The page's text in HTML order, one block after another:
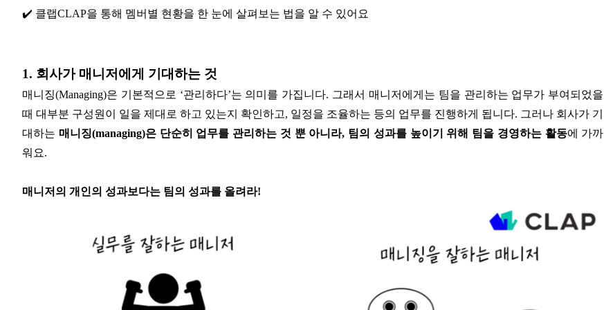
✔️ 클랩CLAP을 통해 멤버별 현황을 한 눈에 살펴보는 법을 알 수 있어요
1. 회사가 매니저에게 기대하는 것
매니징(Managing)은 기본적으로 ‘관리하다’는 의미를 가집니다. 그래서 매니저에게는 팀을 관리하는 업무가 부여되었을
때 대부분 구성원이 일을 제대로 하고 있는지 확인하고, 일정을 조율하는 등의 업무를 진행하게 됩니다. 그러나 회사가 기
대하는 매니징(managing)은 단순히 업무를 관리하는 것 뿐 아니라, 팀의 성과를 높이기 위해 팀을 경영하는 활동에 가까
워요.
매니저의 개인의 성과보다는 팀의 성과를 올려라!